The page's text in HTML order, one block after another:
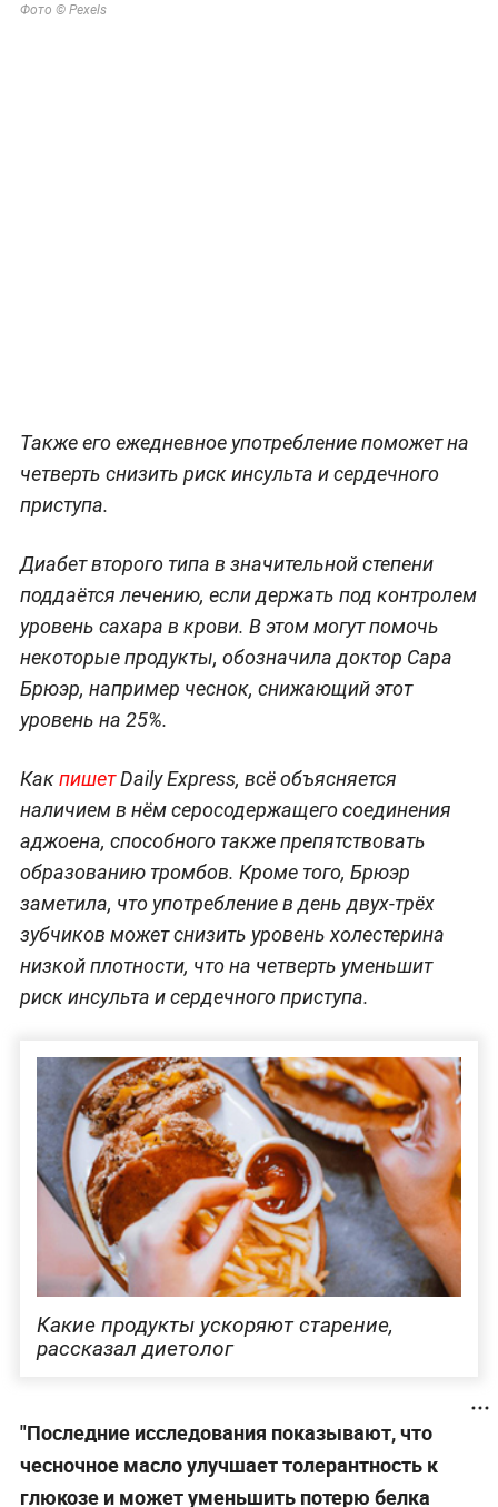
Фото © Pexels
Также его ежедневное употребление поможет на
четверть снизить риск инсульта и сердечного
приступа.
Диабет второго типа в значительной степени
поддаётся лечению, если держать под контролем
уровень сахара в крови. В этом могут помочь
некоторые продукты, обозначила доктор Сара
Брюэр, например чеснок, снижающий этот
уровень на 25%.
КакпишетDaily Express, всё объясняется
наличием в нём серосодержащего соединения
аджоена, способного также препятствовать
образованию тромбов. Кроме того, Брюэр
заметила, что употребление в день двух-трёх
зубчиков может снизить уровень холестерина
низкой плотности, что на четверть уменьшит
риск инсульта и сердечного приступа.
Какие продукты ускоряют старение,
рассказал диетолог
"Последние исследования показывают, что
чесночное масло улучшает толерантность к
глюкозе и может уменьшить потерю белка